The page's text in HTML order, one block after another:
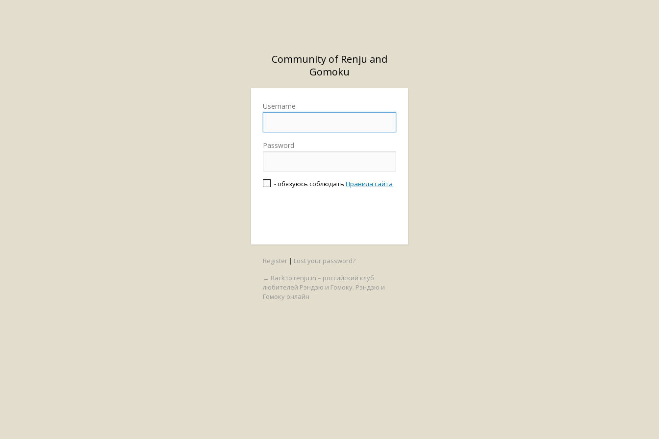
Community of Renju and
Gomoku
Username
Password
- обязуюсь соблюдать Правила сайта
Register | Lost your password?
← Back to renju.in – российский клуб
любителей Рэндзю и Гомоку. Рэндзю и
Гомоку онлайн